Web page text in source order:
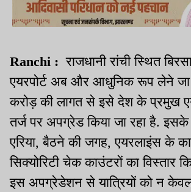
Ranchi : राजधानी रांची स्थित
एयरपोर्ट अब और आधुनिक रूप लेने जा
करोड़ की लागत से इसे देश के प्रमुख
तर्ज पर अपग्रेड किया जा रहा है. इसके
एरिया, बैठने की जगह, एयरलाइंस के
सिक्योरिटी चेक काउंटरों का विस्तार
इस अपग्रेडेशन से यात्रियों को न